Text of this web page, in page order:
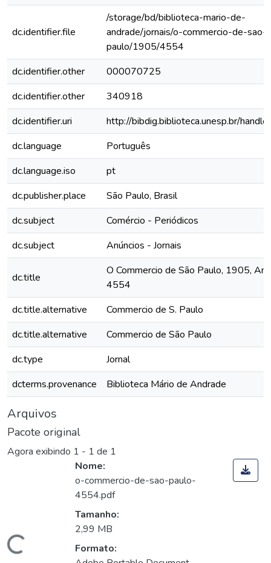
dc.identifier.file
/storage/bd/biblioteca-mario-de-
andrade/jornais/o-commercio-de-sao-
paulo/1905/4554
dc.identifier.other
000070725
dc.identifier.other
340918
dc.identifier.uri
http://bibdig.biblioteca.unesp.br/
dc.language
Português
dc.language.iso
pt
dc.publisher.place
São Paulo, Brasil
dc.subject
Comércio - Periódicos
dc.subject
Anúncios - Jornais
dc.title
O Commercio de São Paulo, 1905,
4554
dc.title.alternative
Commercio de S. Paulo
dc.title.alternative
Commercio de São Paulo
dc.type
Jornal
dcterms.provenance
Biblioteca Mário de Andrade
Arquivos
Pacote original
Agora exibindo 1 - 1 de 1
Nome:
o-commercio-de-sao-paulo-
4554.pdf
Tamanho:
2,99 MB
Formato: